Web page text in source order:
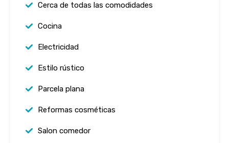
Cerca de todas las comodidades
Cocina
Electricidad
Estilo rústico
Parcela plana
Reformas cosméticas
Salon comedor